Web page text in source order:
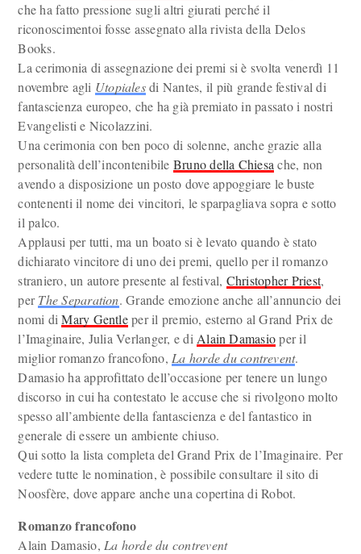
che ha fatto pressione sugli altri giurati perché il
riconoscimentoi fosse assegnato alla rivista della Delos
Books.
La cerimonia di assegnazione dei premi si è svolta venerdì 11
novembre agli Utopialesdi Nantes, il più grande festival di
fantascienza europeo, che ha già premiato in passato i nostri
Evangelisti e Nicolazzini.
Una cerimonia con ben poco di solenne, anche grazie alla
personalità dell’incontenibile Bruno della Chiesa che, non
avendo a disposizione un posto dove appoggiare le buste
contenenti il nome dei vincitori, le sparpagliava sopra e sotto
il palco.
Applausi per tutti, ma un boato si è levato quando è stato
dichiarato vincitore di uno dei premi, quello per il romanzo
straniero, un autore presente al festival, Christopher Priest,
perThe Separation. Grande emozione anche all’annuncio dei
nomi diMary Gentleper il premio, esterno al Grand Prix de
l’Imaginaire, Julia Verlanger, e di Alain Damasioper il
miglior romanzo francofono, La horde du contrevent.
Damasio ha approfittato dell’occasione per tenere un lungo
discorso in cui ha contestato le accuse che si rivolgono molto
spesso all’ambiente della fantascienza e del fantastico in
generale di essere un ambiente chiuso.
Qui sotto la lista completa del Grand Prix de l’Imaginaire. Per
vedere tutte le nomination, è possibile consultare il sito di
Noosfère, dove appare anche una copertina di Robot.
Romanzo francofono
Alain Damasio, La horde du contrevent